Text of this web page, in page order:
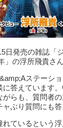
日発売の雑誌「
の浮所飛貴さ
ステーシ
答えています
らも、質問者
ぶり質問にも答
ているという